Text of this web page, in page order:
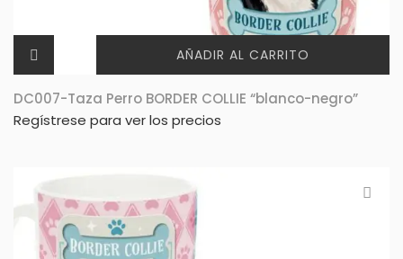
AÑADIR AL CARRITO
DC007-Taza Perro BORDER COLLIE “blanco-negro”
Regístrese para ver los precios